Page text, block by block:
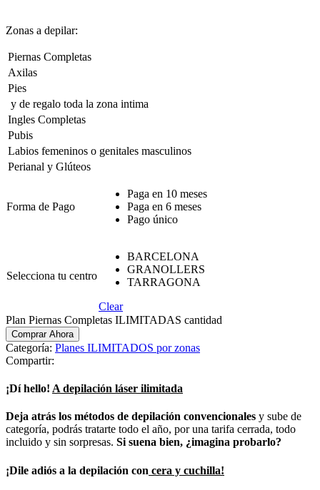
Zonas a depilar:
Piernas Completas
Axilas
Pies
y de regalo toda la zona intima
Ingles Completas
Pubis
Labios femeninos o genitales masculinos
Perianal y Glúteos
Forma de Pago
Paga en 10 meses
Paga en 6 meses
Pago único
Selecciona tu centro
BARCELONA
GRANOLLERS
TARRAGONA
Clear
Plan Piernas Completas ILIMITADAS cantidad
Comprar Ahora
Categoría: Planes ILIMITADOS por zonas
Compartir:
¡Dí hello! A depilación láser ilimitada
Deja atrás los métodos de depilación convencionales y sube de
categoría, podrás tratarte todo el año, por una tarifa cerrada, todo
incluido y sin sorpresas. Si suena bien, ¿imagina probarlo?
¡Dile adiós a la depilación con cera y cuchilla!